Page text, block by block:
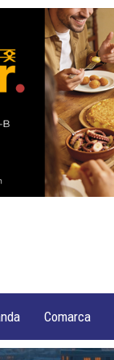
Comarca